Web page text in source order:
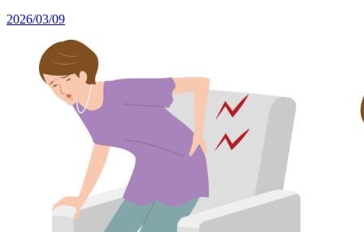
2026/03/09